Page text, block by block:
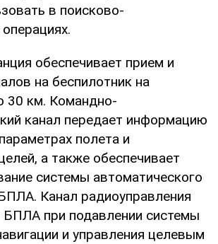
в поисково-
обеспечивает прием и
на беспилотник на
30 км. Командно-
канал передает информацию
полета и
а также обеспечивает
системы автоматического
Канал радиоуправления
БПЛА при подавлении системы
и управления целевым